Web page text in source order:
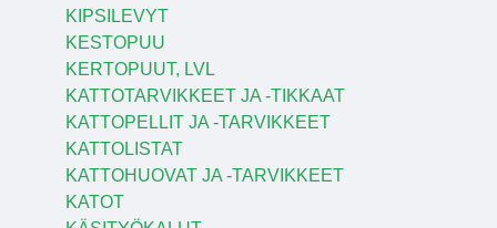
KIPSILEVYT
KESTOPUU
KERTOPUUT, LVL
KATTOTARVIKKEET JA -TIKKAAT
KATTOPELLIT JA -TARVIKKEET
KATTOLISTAT
KATTOHUOVAT JA -TARVIKKEET
KATOT